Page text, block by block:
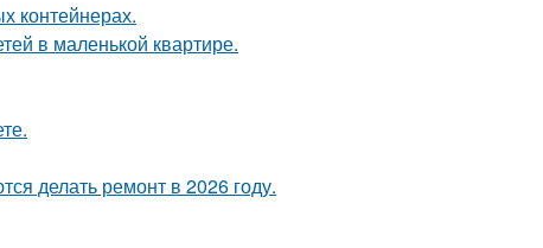
контейнерах.
в маленькой квартире.
делать ремонт в 2026 году.